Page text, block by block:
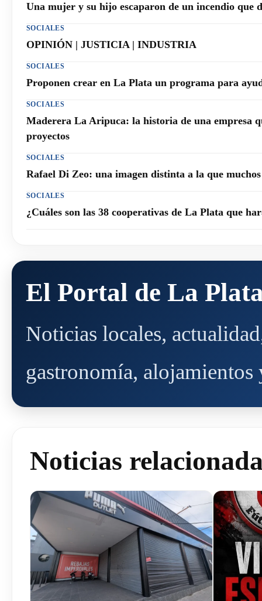
Una mujer y su hijo escaparon de un incendio que
SOCIALES
OPINIÓN | JUSTICIA | INDUSTRIA
SOCIALES
Proponen crear en La Plata un programa para
SOCIALES
Maderera La Aripuca: la historia de una empresa
proyectos
SOCIALES
Rafael Di Zeo: una imagen distinta a la que
SOCIALES
¿Cuáles son las 38 cooperativas de La Plata que
El Portal de La
Noticias locales,
gastronomía,
Noticias